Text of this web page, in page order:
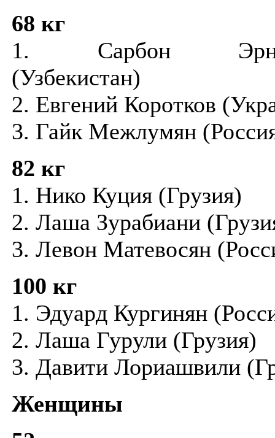
68 кг
1. Сарбон
(Узбекистан)
2. Евгений Коротков
3. Гайк Межлумян
82 кг
1. Нико Куция (Грузия)
2. Лаша Зурабиани
3. Левон Матевосян
100 кг
1. Эдуард Кургинян
2. Лаша Гурули (Грузия)
3. Давити Лориашвили
Женщины